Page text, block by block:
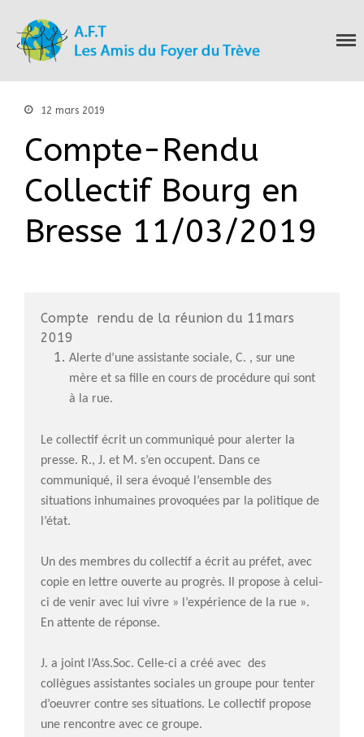
Nous connaitre
Notre histoire
Nos actions
Nous contacter
S’informer
Hébergement​
Naturalisation
Pays
Liens
Agir
Accueil
Nos actions
Nous contacter
S’informer
Actualités
Les Amis du Foyer
12 mars 2019
Compte-Rendu
Collectif Bourg en
Bresse 11/03/2019
Compte rendu de la réunion du 11mars
2019
Alerte d’une assistante sociale, C. , sur une
mère et sa fille en cours de procédure qui sont
à la rue.
Le collectif écrit un communiqué pour alerter la
presse. R., J. et M. s’en occupent. Dans ce
communiqué, il sera évoqué l’ensemble des
situations inhumaines provoquées par la politique de
l’état.
Un des membres du collectif a écrit au préfet, avec
copie en lettre ouverte au progrès. Il propose à celui-
ci de venir avec lui vivre » l’expérience de la rue ».
En attente de réponse.
J. a joint l’Ass.Soc. Celle-ci a créé avec des
collègues assistantes sociales un groupe pour tenter
d’oeuvrer contre ses situations. Le collectif propose
une rencontre avec ce groupe.